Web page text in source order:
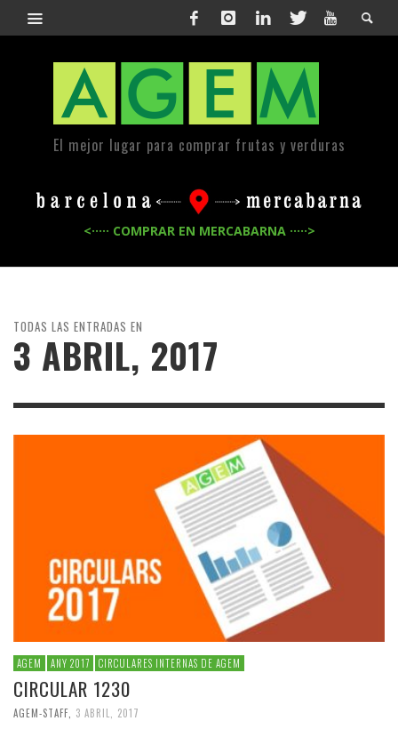
El mejor lugar para comprar frutas y verduras
<····· COMPRAR EN MERCABARNA ·····>
TODAS LAS ENTRADAS EN
3 ABRIL, 2017
AGEM ANY 2017 CIRCULARES INTERNAS DE AGEM
CIRCULAR 1230
AGEM-STAFF 3 ABRIL, 2017